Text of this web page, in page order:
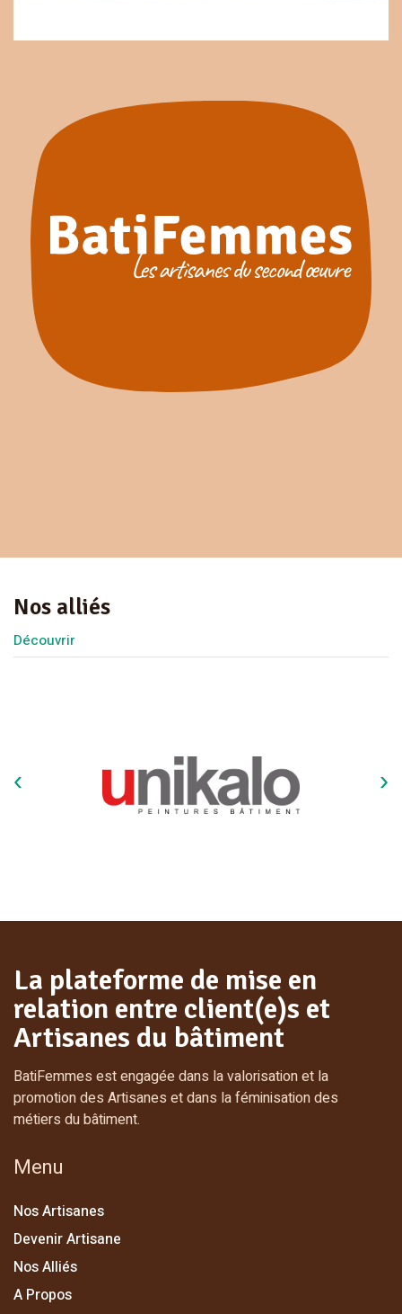
Nos alliés
Découvrir
La plateforme de mise en
relation entre client(e)s et
Artisanes du bâtiment
BatiFemmes est engagée dans la valorisation et la
promotion des Artisanes et dans la féminisation des
métiers du bâtiment.
Menu
Nos Artisanes
Devenir Artisane
Nos Alliés
A Propos